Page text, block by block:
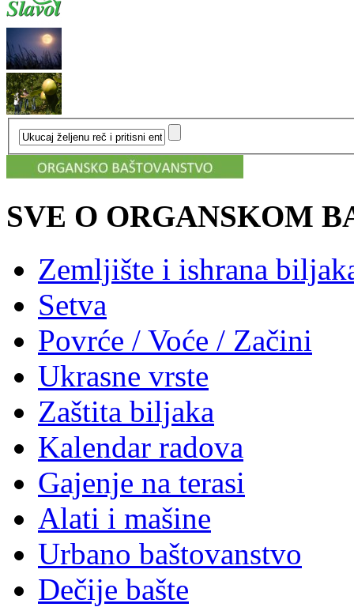
SVE O ORGANSKOM
Zemljište i ishrana
Setva
Povrće / Voće / Začini
Ukrasne vrste
Zaštita biljaka
Kalendar radova
Gajenje na terasi
Alati i mašine
Urbano baštovanstvo
Dečije bašte